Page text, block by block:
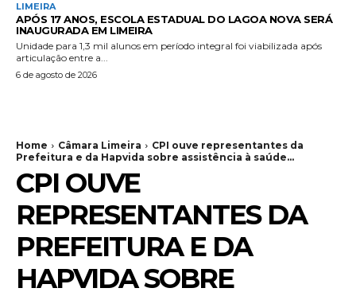
LIMEIRA
APÓS 17 ANOS, ESCOLA ESTADUAL DO LAGOA NOVA SERÁ
INAUGURADA EM LIMEIRA
Unidade para 1,3 mil alunos em período integral foi viabilizada após
articulação entre a...
6 de agosto de 2026